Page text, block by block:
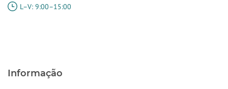
L–V: 9:00–15:00
Informação